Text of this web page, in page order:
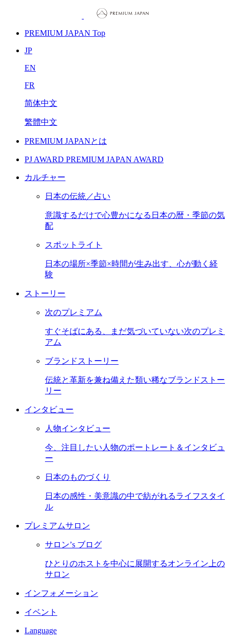
PREMIUM JAPAN Top
JP
EN
FR
简体中文
繁體中文
PREMIUM JAPANとは
PJ AWARD PREMIUM JAPAN AWARD
カルチャー
日本の伝統／占い
意識するだけで心豊かになる日本の暦・季節の気
配
スポットライト
日本の場所×季節×時間が生み出す、心が動く経
験
ストーリー
次のプレミアム
すぐそばにある、まだ気づいていない次のプレミ
アム
ブランドストーリー
伝統と革新を兼ね備えた類い稀なブランドストー
リー
インタビュー
人物インタビュー
今、注目したい人物のポートレート＆インタビュ
ー
日本のものづくり
日本の感性・美意識の中で紡がれるライフスタイ
ル
プレミアムサロン
サロン’s ブログ
ひとりのホストを中心に展開するオンライン上の
サロン
インフォメーション
イベント
Language